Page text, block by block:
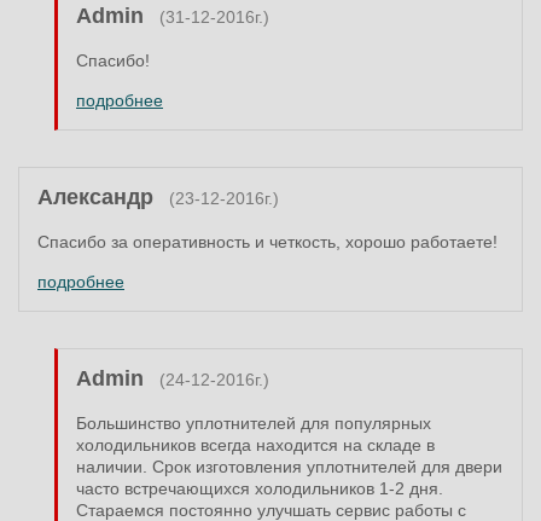
Admin (31-12-2016г.)
Спасибо!
подробнее
Александр (23-12-2016г.)
Спасибо за оперативность и четкость, хорошо работаете!
подробнее
Admin (24-12-2016г.)
Большинство уплотнителей для популярных
холодильников всегда находится на складе в
наличии. Срок изготовления уплотнителей для двери
часто встречающихся холодильников 1-2 дня.
Стараемся постоянно улучшать сервис работы с